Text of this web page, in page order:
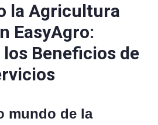
la Agricultura
EasyAgro:
Beneficios de
mundo de la